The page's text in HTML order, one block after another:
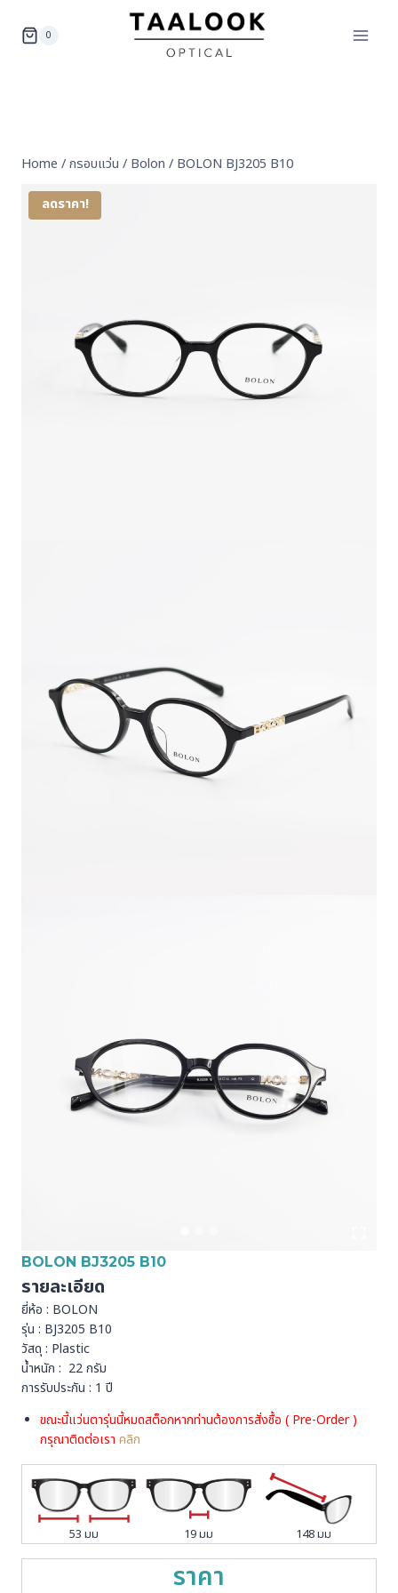
0
Home /กรอบแว่น / Bolon / BOLON BJ3205 B10
ลดราคา!
BOLON BJ3205 B10
รายละเอียด
ยี่ห้อ : BOLON
รุ่น : BJ3205 B10
วัสดุ : Plastic
น้ำหนัก : 22 กรัม
การรับประกัน : 1 ปี
ขณะนี้แว่นตารุ่นนี้หมดสต็อกหากท่านต้องการสั่งชื้อ ( Pre-Order )
กรุณาติดต่อเรา คลิก
53 มม 19 มม 148 มม
ราคา